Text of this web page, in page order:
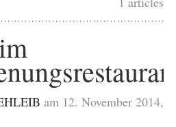
am 12. November 2014,